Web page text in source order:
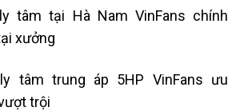
tâm tại Hà Nam VinFans chính
xưởng
tâm trung áp 5HP VinFans ưu
trội